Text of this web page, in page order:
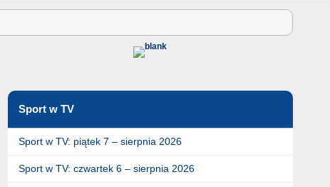
Sport w TV
Sport w TV: piątek 7 – sierpnia 2026
Sport w TV: czwartek 6 – sierpnia 2026